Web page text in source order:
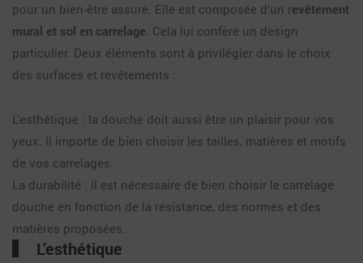
pour un bien-être assuré. Elle est composée d’un revêtement
mural et sol en carrelage. Cela lui confère un design
particulier. Deux éléments sont à privilégier dans le choix
des surfaces et revêtements :
L’esthétique : la douche doit aussi être un plaisir pour vos
yeux. Il importe de bien choisir les tailles, matières et motifs
de vos carrelages.
La durabilité : il est nécessaire de bien choisir le carrelage
douche en fonction de la résistance, des normes et des
matières proposées.
L’esthétique